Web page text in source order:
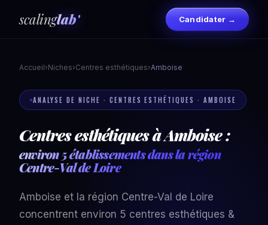
scalinglab' Candidater →
Accueil›Niches›Centres esthétiques›Amboise
ANALYSE DE NICHE · CENTRES ESTHÉTIQUES · AMBOISE
Centres esthétiques à Amboise :
environ 5 établissements dans la région
Centre-Val de Loire
Amboise et la région Centre-Val de Loire
concentrent environ 5 centres esthétiques &